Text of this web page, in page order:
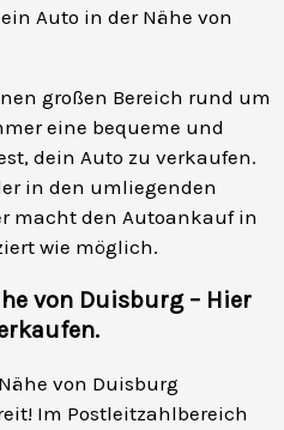
Auto in der Nähe von
großen Bereich rund um
eine bequeme und
dein Auto zu verkaufen.
in den umliegenden
macht den Autoankauf in
wie möglich.
von Duisburg – Hier
.
von Duisburg
Im Postleitzahlbereich